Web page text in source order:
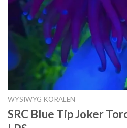
WYSIWYG KORALEN
SRC Blue Tip Joker